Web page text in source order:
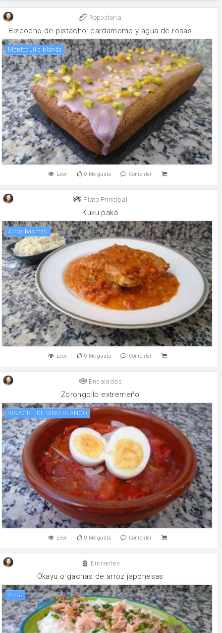
Reposteria
Bizcocho de pistacho, cardamomo y agua de rosas
Mantequilla blanda
Leer 0 Me gusta Comentar
Plato Principal
Kuku paka
Arroz basmati
Leer 0 Me gusta Comentar
Ensaladas
Zorongollo extremeño
VINAGRE DE VINO BLANCO
Leer 0 Me gusta Comentar
Entrantes
Okayu o gachas de arroz japonesas
arroz